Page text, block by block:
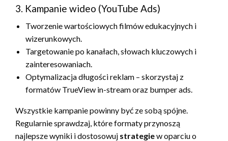
3. Kampanie wideo (YouTube Ads)
Tworzenie wartościowych filmów edukacyjnych i
wizerunkowych.
Targetowanie po kanałach, słowach kluczowych i
zainteresowaniach.
Optymalizacja długości reklam – skorzystaj z
formatów TrueView in-stream oraz bumper ads.
Wszystkie kampanie powinny być ze sobą spójne.
Regularnie sprawdzaj, które formaty przynoszą
najlepsze wyniki i dostosowuj strategiew oparciu o